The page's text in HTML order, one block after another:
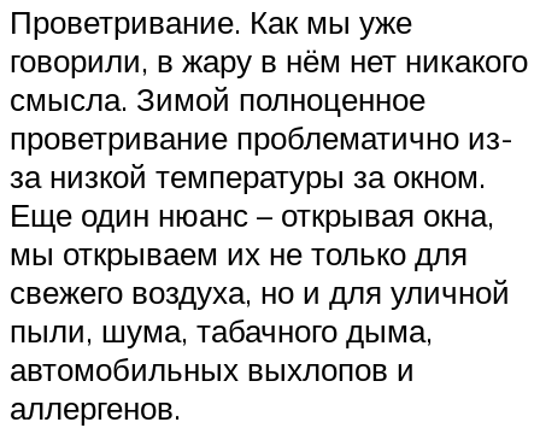
Проветривание. Как мы уже
говорили, в жару в нём нет никакого
смысла. Зимой полноценное
проветривание проблематично из-
за низкой температуры за окном.
Еще один нюанс – открывая окна,
мы открываем их не только для
свежего воздуха, но и для уличной
пыли, шума, табачного дыма,
автомобильных выхлопов и
аллергенов.